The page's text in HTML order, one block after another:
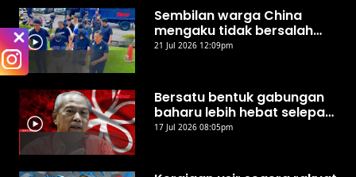
Sembilan warga China
mengaku tidak bersalah
terlibat ‘Love Scam’
21 Jul 2026 12:09pm
Bersatu bentuk gabungan
baharu lebih hebat selepas
PRN Negeri Sembilan -
17 Jul 2026 08:05pm